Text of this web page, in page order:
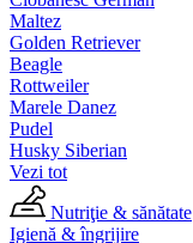
Maltez
Golden Retriever
Beagle
Rottweiler
Marele Danez
Pudel
Husky Siberian
Vezi tot
Nutriţie & sănătate
Igienă & îngrijire